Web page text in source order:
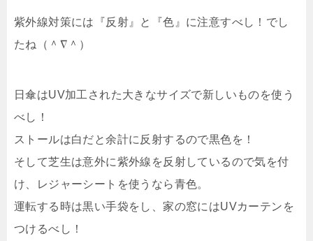
紫外線対策には『反射』と『色』に注意すべし！でし
たね（＾∇＾）
日傘はUV加工された大きなサイズで新しいものを使う
べし！
ストールは白だと余計に反射するので黒色を！
そして芝生は意外に紫外線を反射しているので気を付
け、レジャーシートを使うなら青色。
運転する時は黒い手袋をし、家の窓にはUVカーテンを
つけるべし！